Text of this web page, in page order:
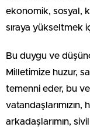
ekonomik, sosyal,
sıraya yükseltmek
Bu duygu ve
Milletimize huzur,
temenni eder, bu
arkadaşlarımın,